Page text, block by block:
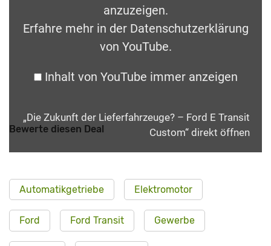
anzuzeigen.
Erfahre mehr in der Datenschutzerklärung
von YouTube.
Inhalt von YouTube immer anzeigen
„Die Zukunft der Lieferfahrzeuge? – Ford E Transit
Custom“ direkt öffnen
Bewerte diesen Deal
Automatikgetriebe Elektromotor
Ford Ford Transit Gewerbe